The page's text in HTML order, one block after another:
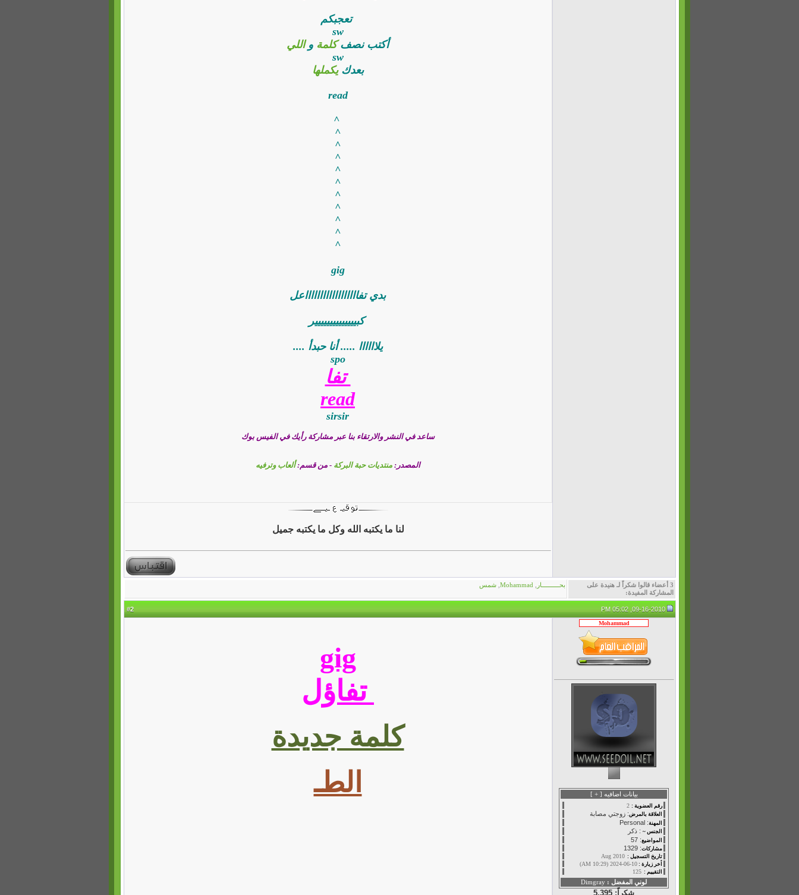
‏ تعجبكم
sw‏
أكتب نصفكلمة واللي
sw
بعدكيكملها
read
‏ ^
^
^
^
^
^
^
^
^
^
^
gig
بدي تفااااااااااااااااااعل
‏ كبيييييييييييييير
يلاااااا ..... أنا حبدأ ....
‏spo
‏ تفا
read
sirsir
ساعد في النشر والارتقاء بنا عبر مشاركة رأيك في الفيس بوك
المصدر:منتديات حبة البركة - من قسم:ألعاب وترفيه
لنا ما يكتبه الله وكل ما يكتبه جميل
3 أعضاء قالوا شكراً لـ هنيدة على
المشاركة المفيدة:
بحــــــــــار Mohammad
,شمس
09-16-2010, 05:02 PM
#
2
بيانات اضافيه [+
]
رقم العضوية : 2
العلاقة بالمرض: زوجتي مصابة
المهنة: Personal
الجنس ~ : ذكر
المواضيع: 57
مشاركات: 1329
تاريخ التسجيل : Aug 2010
أخر زيارة : 10-06-2024 (10:29 AM)
التقييم : 125
لوني المفضل : Dimgray
شكراً: 5,395
gig
‏ تفاؤل
كلمة جديدة
الطـ